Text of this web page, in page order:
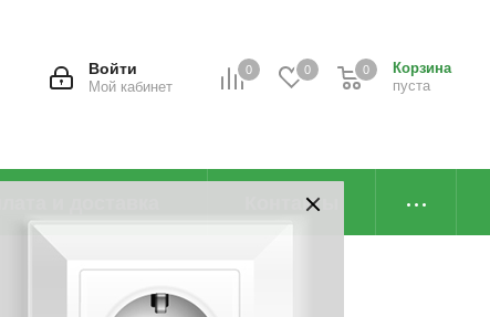
0 0
Корзина
пуста
0
Войти
Мой кабинет
Контакты